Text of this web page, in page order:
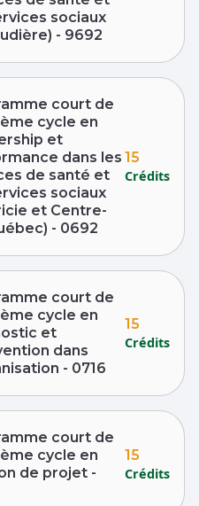
sociaux
- 9692
court de
cycle en
et
dans les
de santé et
sociaux
et Centre-
- 0692
15
Crédits
court de
cycle en
et
dans
- 0716
15
Crédits
court de
cycle en
de projet -
15
Crédits